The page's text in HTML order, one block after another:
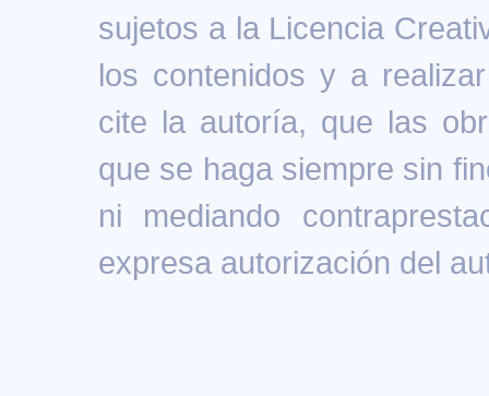
sujetos a la Licencia
los contenidos y a
cite la autoría, que las
que se haga siempre sin
ni mediando
expresa autorización del